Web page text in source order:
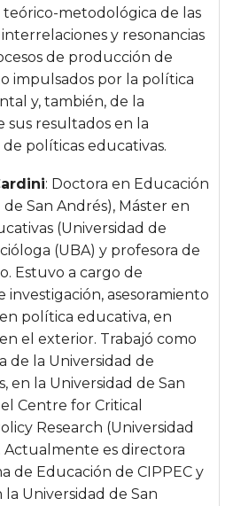
metodológica de las
y resonancias
de producción de
impulsados por la política
y, también, de la
sus resultados en la
políticas educativas.
: Doctora en Educación
San Andrés), Máster en
(Universidad de
(UBA) y profesora de
Estuvo a cargo de
investigación, asesoramiento
política educativa, en
el exterior. Trabajó como
de la Universidad de
en la Universidad de San
Centre for Critical
Research (Universidad
Actualmente es directora
de Educación de CIPPEC y
la Universidad de San